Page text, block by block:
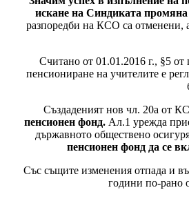
искане на Синдиката промяна
разпоредби на КСО са отменени,
Считано от 01.01.2016 г., §5
пенсиониране на учителите е
Създаденият нов чл. 20а от
пенсионен фонд. Ал.1 урежда
държавното обществено
пенсионен фонд да се
Със същите изменения отпада и
години по-рано